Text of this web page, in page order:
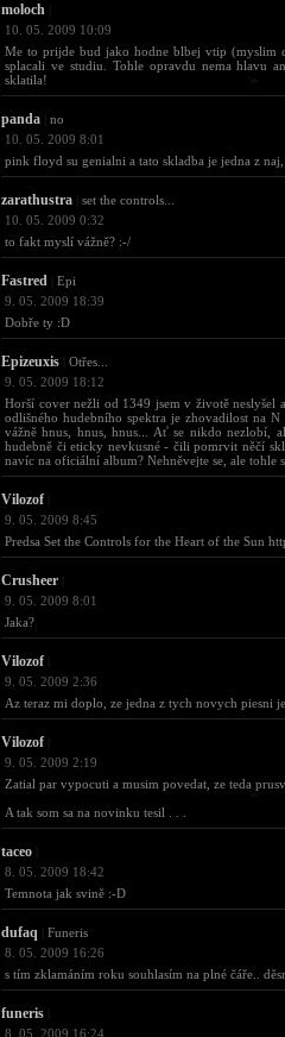
moloch
10. 05. 2009 10:09
Me to prijde bud jako hodne blbej vtip (myslim
splacali ve studiu. Tohle opravdu nema hlavu
sklatila!
panda
no
10. 05. 2009 8:01
pink floyd su genialni a tato skladba je jedna z
zarathustra
set the controls...
10. 05. 2009 0:32
to fakt myslí vážně? :-/
Fastred
Epi
9. 05. 2009 18:39
Dobře ty :D
Epizeuxis
Otřes...
9. 05. 2009 18:12
Horší cover nežli od 1349 jsem v životě neslyšel
odlišného hudebního spektra je zhovadilost na
vážně hnus, hnus, hnus... Ať se nikdo nezlobí,
hudebně či eticky nevkusné - čili pomrvit něčí
navíc na oficiální album? Nehněvejte se, ale tohle
Vilozof
9. 05. 2009 8:45
Predsa Set the Controls for the Heart of the Sun
Crusheer
9. 05. 2009 8:01
Jaka?
Vilozof
9. 05. 2009 2:36
Az teraz mi doplo, ze jedna z tych novych piesni
Vilozof
9. 05. 2009 2:19
Zatial par vypocuti a musim povedat, ze teda
A tak som sa na novinku tesil . . .
taceo
8. 05. 2009 18:42
Temnota jak svině :-D
dufaq
Funeris
8. 05. 2009 16:26
s tím zklamáním roku souhlasím na plné čáře..
funeris
8. 05. 2009 16:24